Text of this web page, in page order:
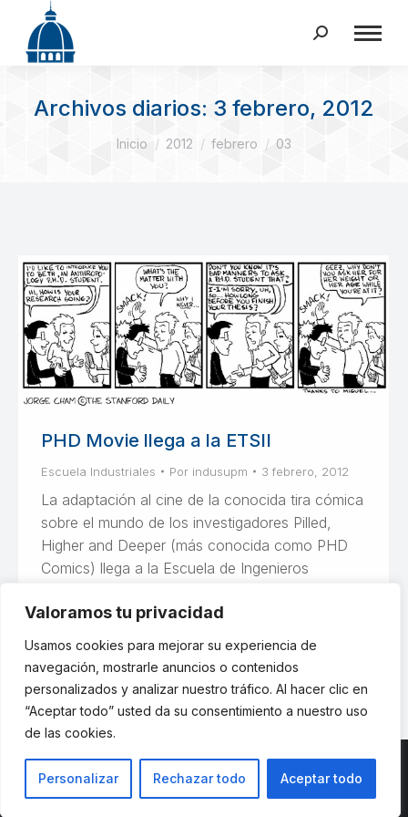
Valoramos tu privacidad
Usamos cookies para mejorar su experiencia de
navegación, mostrarle anuncios o contenidos
personalizados y analizar nuestro tráfico. Al hacer clic en
“Aceptar todo” usted da su consentimiento a nuestro uso
de las cookies.
Personalizar Rechazar todo Aceptar todo
Buscar:
Archivos diarios: 3 febrero, 2012
Estás aquí:
Inicio 2012 febrero 03
PHD Movie llega a la ETSII
Escuela Industriales Por indusupm 3 febrero, 2012
La adaptación al cine de la conocida tira cómica
sobre el mundo de los investigadores Pilled,
Higher and Deeper (más conocida como PHD
Comics) llega a la Escuela de Ingenieros
lugar el jueves 9 de febrero en el salón de actos
a las 20:00.
© ETSII UPM - una web de believe